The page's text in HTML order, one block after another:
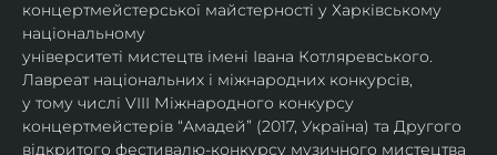
концертмейстерської майстерності у Харківському
національному
університеті мистецтв імені Івана Котляревського.
Лавреат національних і міжнародних конкурсів,
у тому числі VIII Міжнародного конкурсу
концертмейстерів “Амадей” (2017, Україна) та Другого
відкритого фестивалю-конкурсу музичного мистецтва